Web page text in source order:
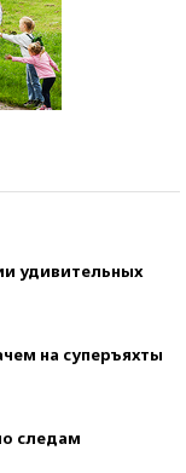
удивительных
на суперъяхты
следам